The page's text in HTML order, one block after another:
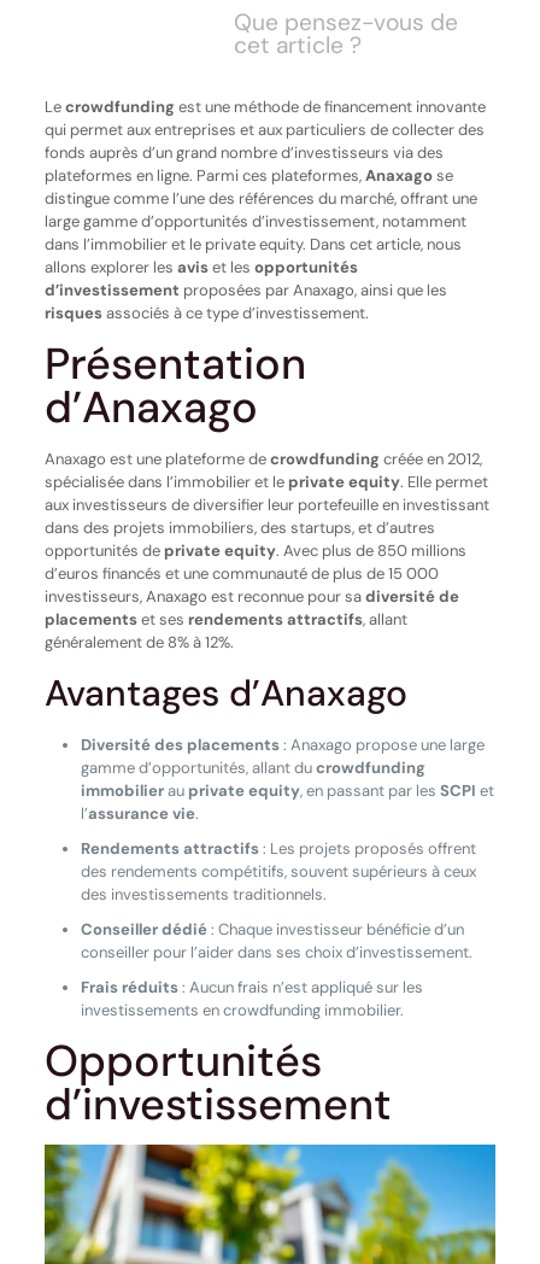
Que pensez-vous de
cet article ?
Lecrowdfunding est une méthode de financement innovante
qui permet aux entreprises et aux particuliers de collecter des
fonds auprès d’un grand nombre d’investisseurs via des
plateformes en ligne. Parmi ces plateformes,Anaxagose
distingue comme l’une des références du marché, offrant une
large gamme d’opportunités d’investissement, notamment
dans l’immobilier et le private equity. Dans cet article, nous
allons explorer les aviset les opportunités
d’investissement proposées par Anaxago, ainsi que les
risquesassociés à ce type d’investissement.
Présentation
d’Anaxago
Anaxago est une plateforme decrowdfunding créée en 2012,
spécialisée dans l’immobilier et le private equity. Elle permet
aux investisseurs de diversifier leur portefeuille en investissant
dans des projets immobiliers, des startups, et d’autres
opportunités de private equity. Avec plus de 850 millions
d’euros financés et une communauté de plus de 15 000
investisseurs, Anaxago est reconnue pour sadiversité de
placementset ses rendements attractifs, allant
généralement de 8% à 12%.
Avantages d’Anaxago
Diversité des placements: Anaxago propose une large
gamme d’opportunités, allant ducrowdfunding
immobilierau private equity, en passant par les SCPI et
l’assurance vie.
Rendements attractifs: Les projets proposés offrent
des rendements compétitifs, souvent supérieurs à ceux
des investissements traditionnels.
Conseiller dédié: Chaque investisseur bénéficie d’un
conseiller pour l’aider dans ses choix d’investissement.
Frais réduits: Aucun frais n’est appliqué sur les
investissements en crowdfunding immobilier.
Opportunités
d’investissement